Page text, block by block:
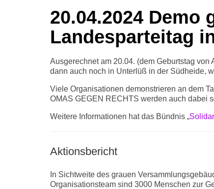
20.04.2024 Demo
Landesparteitag
Ausgerechnet am 20.04. (dem Geburtstag
dann auch noch in Unterlüß in der Südheide,
Viele Organisationen demonstrieren an dem
OMAS GEGEN RECHTS werden auch dabei
Weitere Informationen hat das Bündnis „
Aktionsbericht
In Sichtweite des grauen
Organisationsteam sind 3000 Menschen zur